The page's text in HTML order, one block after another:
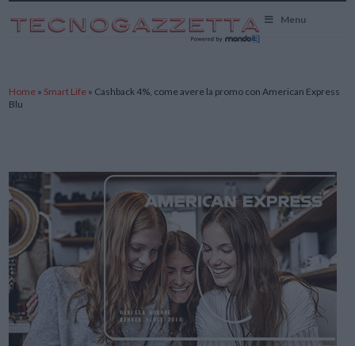
Menu
Home » Smart Life » Cashback 4%, come avere la promo con American Express
Blu